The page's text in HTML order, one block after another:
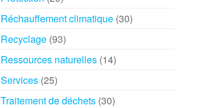
Réchauffement climatique(30)
Recyclage(93)
Ressources naturelles(14)
Services(25)
Traitement de déchets(30)